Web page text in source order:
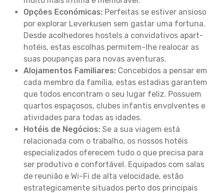
Opções Económicas: Perfeitas se estiver ansioso
por explorar Leverkusen sem gastar uma fortuna.
Desde acolhedores hostels a convidativos apart-
hotéis, estas escolhas permitem-lhe realocar as
suas poupanças para novas aventuras.
Alojamentos Familiares: Concebidos a pensar em
cada membro da família, estas estadias garantem
que todos encontram o seu lugar feliz. Possuem
quartos espaçosos, clubes infantis envolventes e
atividades para todas as idades.
Hotéis de Negócios: Se a sua viagem está
relacionada com o trabalho, os nossos hotéis
especializados oferecem tudo o que precisa para
ser produtivo e confortável. Equipados com salas
de reunião e Wi-Fi de alta velocidade, estão
estrategicamente situados perto dos principais